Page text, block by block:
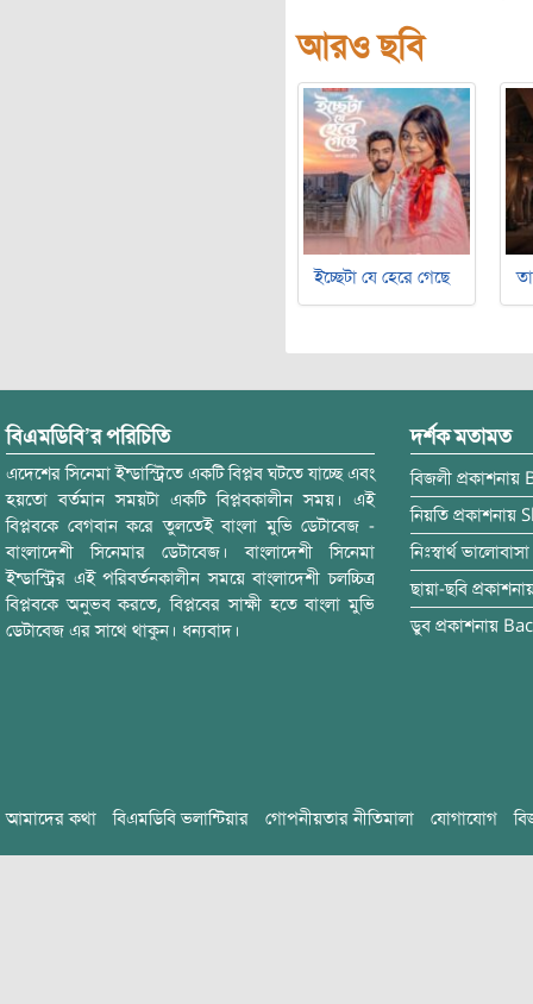
আরও ছবি
ইচ্ছেটা যে হেরে গেছে
বিএমডিবি’র পরিচিতি
এদেশের সিনেমা ইন্ডাস্ট্রিতে একটি বিপ্লব ঘটতে যাচ্ছে এবং
হয়তো বর্তমান সময়টা একটি বিপ্লবকালীন সময়। এই
বিপ্লবকে বেগবান করে তুলতেই বাংলা মুভি ডেটাবেজ -
বাংলাদেশী সিনেমার ডেটাবেজ। বাংলাদেশী সিনেমা
ইন্ডাস্ট্রির এই পরিবর্তনকালীন সময়ে বাংলাদেশী চলচ্চিত্র
বিপ্লবকে অনুভব করতে, বিপ্লবের সাক্ষী হতে বাংলা মুভি
ডেটাবেজ এর সাথে থাকুন। ধন্যবাদ।
দর্শক মতামত
বিজলী প্রকাশনায়
নিয়তি প্রকাশনায়
নিঃস্বার্থ ভালোবাসা
ছায়া-ছবি
ডুব প্রকাশনায়
আমাদের কথা বিএমডিবি ভলান্টিয়ার গোপনীয়তার নীতিমালা যোগাযোগ